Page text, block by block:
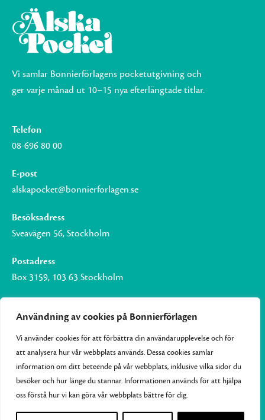
Användning av cookies på Bonnierförlagen
Vi använder cookies för att förbättra din användarupplevelse och för
att analysera hur vår webbplats används. Dessa cookies samlar
information om ditt beteende på vår webbplats, inklusive vilka sidor du
besöker och hur länge du stannar. Informationen används för att hjälpa
oss förstå hur vi kan göra vår webbplats bättre för dig.
Vi samlar Bonnierförlagens pocketutgivning och
ger varje månad ut 10–15 nya efterlängtade titlar.
Telefon
08-696 80 00
E-post
alskapocket@bonnierforlagen.se
Besöksadress
Sveavägen 56, Stockholm
Postadress
Box 3159, 103 63 Stockholm
Om Bonnierförlagen
Cookies
Integritetspolicy